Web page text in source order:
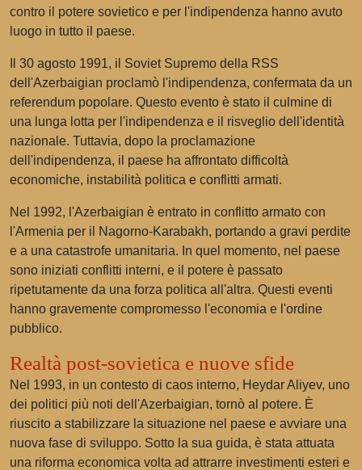
contro il potere sovietico e per l'indipendenza hanno avuto
luogo in tutto il paese.
Il 30 agosto 1991, il Soviet Supremo della RSS
dell'Azerbaigian proclamò l'indipendenza, confermata da un
referendum popolare. Questo evento è stato il culmine di
una lunga lotta per l'indipendenza e il risveglio dell'identità
nazionale. Tuttavia, dopo la proclamazione
dell'indipendenza, il paese ha affrontato difficoltà
economiche, instabilità politica e conflitti armati.
Nel 1992, l'Azerbaigian è entrato in conflitto armato con
l'Armenia per il Nagorno-Karabakh, portando a gravi perdite
e a una catastrofe umanitaria. In quel momento, nel paese
sono iniziati conflitti interni, e il potere è passato
ripetutamente da una forza politica all'altra. Questi eventi
hanno gravemente compromesso l'economia e l'ordine
pubblico.
Realtà post-sovietica e nuove sfide
Nel 1993, in un contesto di caos interno, Heydar Aliyev, uno
dei politici più noti dell'Azerbaigian, tornò al potere. È
riuscito a stabilizzare la situazione nel paese e avviare una
nuova fase di sviluppo. Sotto la sua guida, è stata attuata
una riforma economica volta ad attrarre investimenti esteri e